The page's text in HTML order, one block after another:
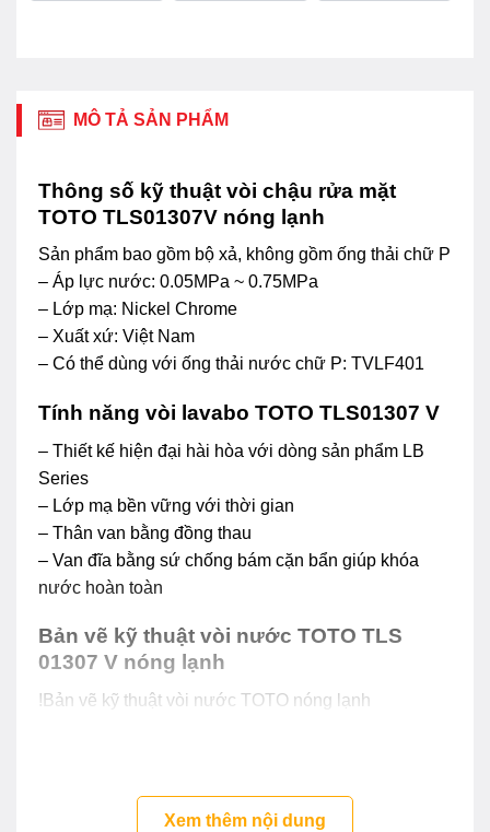
MÔ TẢ SẢN PHẨM
Thông số kỹ thuật vòi chậu rửa mặt
TOTO TLS01307V nóng lạnh
Sản phẩm bao gồm bộ xả, không gồm ống thải chữ P
– Áp lực nước: 0.05MPa ~ 0.75MPa
– Lớp mạ: Nickel Chrome
– Xuất xứ: Việt Nam
– Có thể dùng với ống thải nước chữ P: TVLF401
Tính năng vòi lavabo TOTO TLS01307 V
– Thiết kế hiện đại hài hòa với dòng sản phẩm LB
Series
– Lớp mạ bền vững với thời gian
– Thân van bằng đồng thau
– Van đĩa bằng sứ chống bám cặn bẩn giúp khóa
nước hoàn toàn
Bản vẽ kỹ thuật vòi nước TOTO TLS
01307 V nóng lạnh
!Bản vẽ kỹ thuật vòi nước TOTO nóng lạnh
Toto TLS 01307V
Xem thêm nội dung